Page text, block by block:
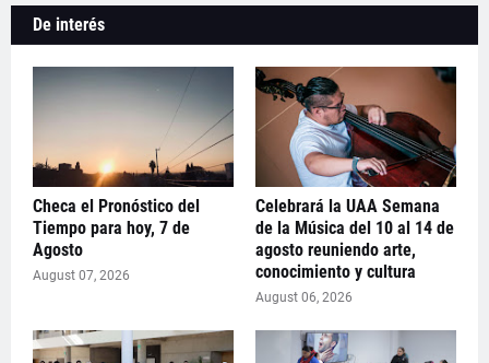
De interés
Checa el Pronóstico del
Tiempo para hoy, 7 de
Agosto
August 07, 2026
Celebrará la UAA Semana
de la Música del 10 al 14 de
agosto reuniendo arte,
conocimiento y cultura
August 06, 2026